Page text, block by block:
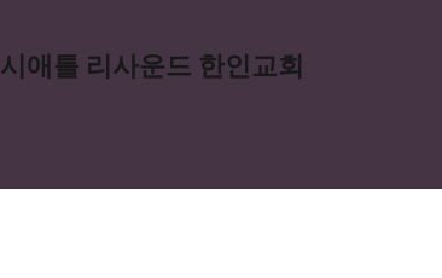
​시애틀 리사운드 한인교회